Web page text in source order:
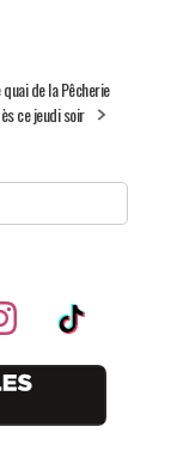
quai de la Pêcherie
ce jeudi soir